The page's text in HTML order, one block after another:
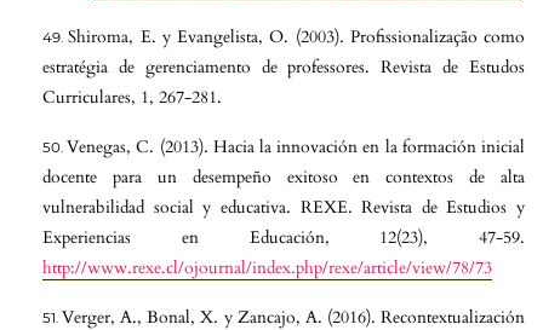
Shiroma, E. y Evangelista, O. (2003). Profissionalização como
estratégia de gerenciamento de professores. Revista de Estudos
Curriculares, 1, 267-281.
Venegas, C. (2013). Hacia la innovación en la formación inicial
docente para un desempeño exitoso en contextos de alta
vulnerabilidad social y educativa. REXE. Revista de Estudios y
Experiencias en Educación, 12(23), 47-59.
http://www.rexe.cl/ojournal/index.php/rexe/article/view/78/73
Verger, A., Bonal, X. y Zancajo, A. (2016). Recontextualización